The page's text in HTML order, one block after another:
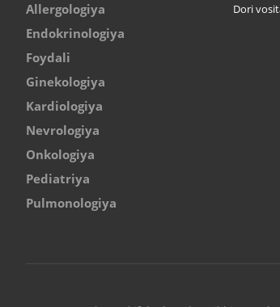
Allergologiya
Endokrinologiya
Foydali
Ginekologiya
Kardiologiya
Nevrologiya
Onkologiya
Pediatriya
Pulmonologiya
Dori